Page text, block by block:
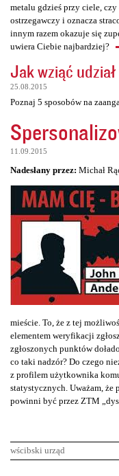
metalu gdzieś przy ciele, czy
ostrzegawczy i oznacza
innym razem okazuje się
uwiera Ciebie najbardziej?
Jak wziąć
25.08.2015
Poznaj 5 sposobów na
11.09.2015
Nadesłany przez: Michał
mieście. To, że z tej
elementem weryfikacji
zgłoszonych punktów
co taki nadzór? Do czego
z profilem użytkownika
statystycznych. Uważam,
powinni być przez ZTM
wścibski urząd